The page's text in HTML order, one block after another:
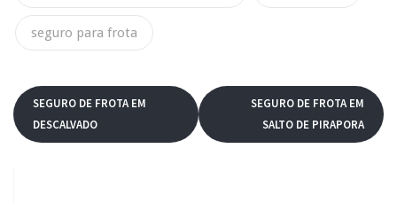
seguro para frota
SEGURO DE FROTA EM
DESCALVADO
SEGURO DE FROTA EM
SALTO DE PIRAPORA